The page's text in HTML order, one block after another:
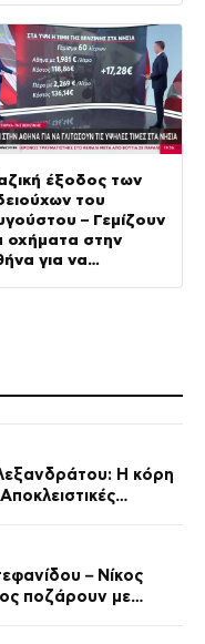
έξοδος των
του
– Γεμίζουν
οχήματα στην
για να
Η κόρη
– Νίκος
ποζάρουν με